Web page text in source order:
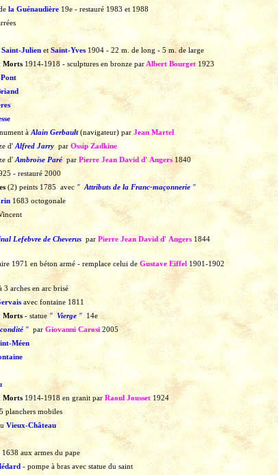
la Guénaudière 19e - restauré 1983 et 1988
Saint-Julien et Saint-Yves 1904 - 22 m. de long - 5 m. de large
Morts 1914-1918 - sculptures en bronze par Albert Bourget 1923
à Alain Gerbault (navigateur) par Jean Martel
d' Alfred Jarry par Ossip Zadkine
d'Ambroise Paré par Pierre Jean David d' Angers 1840
- restauré 2000
(2) peints 1785 avec " Attributs de la Franc-maçonnerie "
1683 octogonale
Lefebvre de Cheverus par Pierre Jean David d' Angers 1844
1971 en béton armé - remplace celui de Gustave Eiffel 1901-1902
3 arches en arc brisé
avec fontaine 1811
Morts - statue" Vierge" 14e
" par Giovanni Carosi 2005
Méen
Morts 1914-1918 en granit par Raoul Jousset 1924
5 planchers mobiles
Vieux-Château
1638 aux armes du pape
- pompe à bras avec statue du saint